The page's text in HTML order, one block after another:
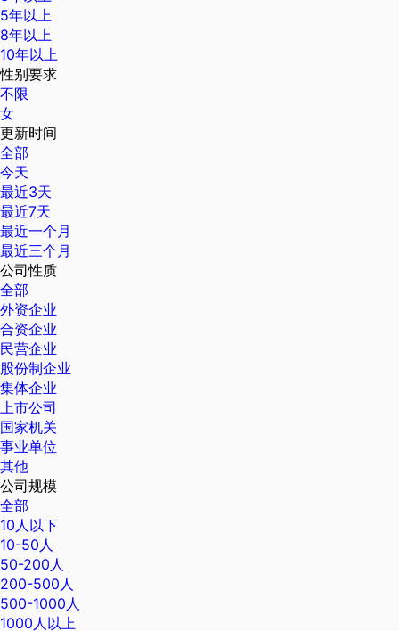
5年以上
8年以上
10年以上
性别要求
不限
女
更新时间
全部
今天
最近3天
最近7天
最近一个月
最近三个月
公司性质
全部
外资企业
合资企业
民营企业
股份制企业
集体企业
上市公司
国家机关
事业单位
其他
公司规模
全部
10人以下
10-50人
50-200人
200-500人
500-1000人
1000人以上